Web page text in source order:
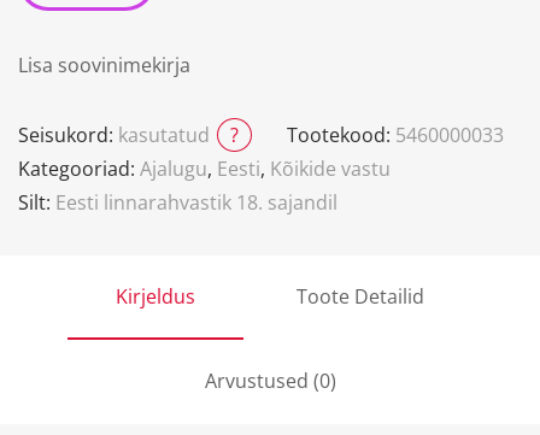
Lisa soovinimekirja
Seisukord: kasutatud ? Tootekood: 5460000033
Kategooriad: Ajalugu, Eesti, Kõikide vastu
Silt: Eesti linnarahvastik 18. sajandil
Kirjeldus Toote Detailid
Arvustused (0)